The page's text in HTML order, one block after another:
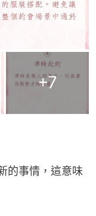
+7
的事情，這意味